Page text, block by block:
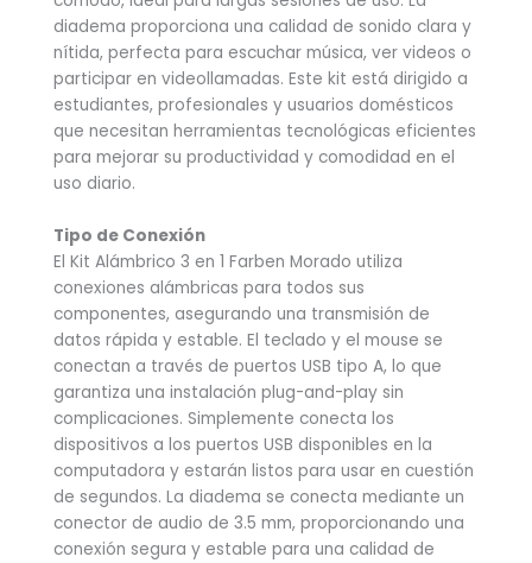
diadema proporciona una calidad de sonido clara y
nítida, perfecta para escuchar música, ver videos o
participar en videollamadas. Este kit está dirigido a
estudiantes, profesionales y usuarios domésticos
que necesitan herramientas tecnológicas eficientes
para mejorar su productividad y comodidad en el
uso diario.
Tipo de Conexión
El Kit Alámbrico 3 en 1 Farben Morado utiliza
conexiones alámbricas para todos sus
componentes, asegurando una transmisión de
datos rápida y estable. El teclado y el mouse se
conectan a través de puertos USB tipo A, lo que
garantiza una instalación plug-and-play sin
complicaciones. Simplemente conecta los
dispositivos a los puertos USB disponibles en la
computadora y estarán listos para usar en cuestión
de segundos. La diadema se conecta mediante un
conector de audio de 3.5 mm, proporcionando una
conexión segura y estable para una calidad de